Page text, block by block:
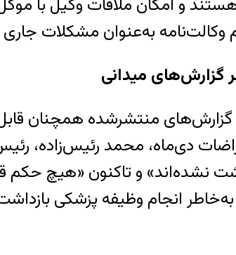
هستند و امکان ملاقات وکیل با
به‌عنوان مشکلات
گزارش‌های میدانی
منتشرشده همچنان قابل
نشده‌اند» و تاکنون «هیچ
به‌خاطر انجام وظیفه پزشکی